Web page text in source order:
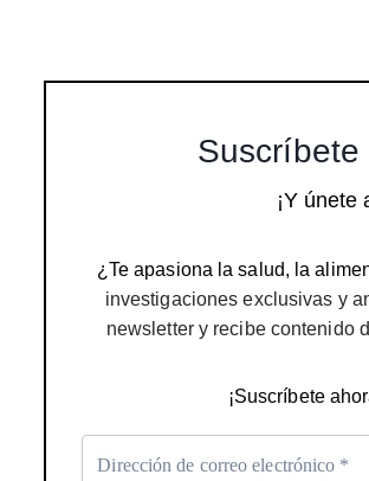
Suscríbete
¡Y únete
¿Te apasiona la salud, la
investigaciones exclusivas y
newsletter y recibe contenido
¡Suscríbete